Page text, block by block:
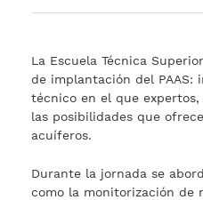
La Escuela Técnica
de implantación del PAAS:
técnico en el que
las posibilidades que
acuíferos.
Durante la jornada se
como la monitorización de